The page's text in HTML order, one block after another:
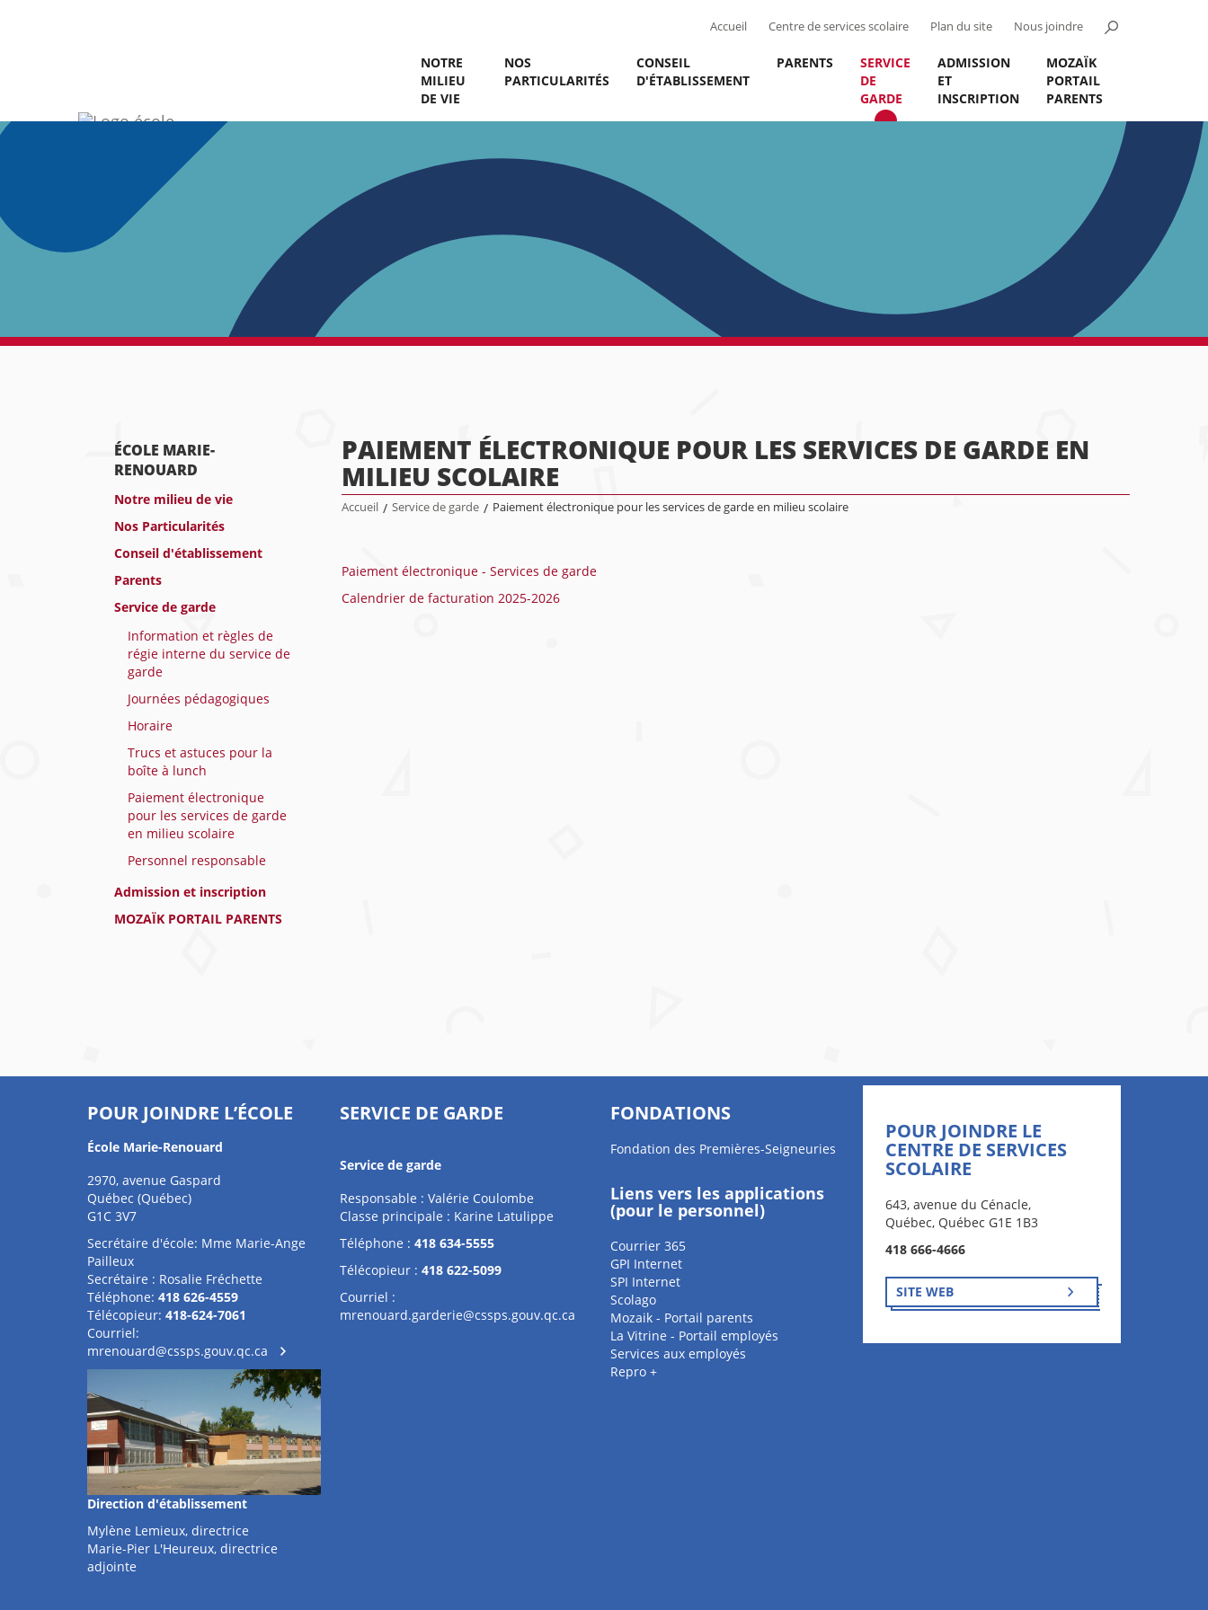
Accueil Centre de services scolaire Plan du site Nous joindre
NOTRE
MILIEU
DE VIE
NOS
PARTICULARITÉS
CONSEIL
D'ÉTABLISSEMENT
PARENTS
SERVICE
DE
GARDE
ADMISSION
ET
INSCRIPTION
MOZAÏK
PORTAIL
PARENTS
ÉCOLE MARIE-
RENOUARD
Notre milieu de vie
Nos Particularités
Conseil d'établissement
Parents
Service de garde
Information et règles de
régie interne du service de
garde
Journées pédagogiques
Horaire
Trucs et astuces pour la
boîte à lunch
Paiement électronique
pour les services de garde
en milieu scolaire
Personnel responsable
Admission et inscription
MOZAÏK PORTAIL PARENTS
PAIEMENT ÉLECTRONIQUE POUR LES SERVICES DE GARDE EN
MILIEU SCOLAIRE
Accueil / Service de garde / Paiement électronique pour les services de garde en milieu scolaire
Paiement électronique - Services de garde
Calendrier de facturation 2025-2026
POUR JOINDRE L’ÉCOLE
École Marie-Renouard
2970, avenue Gaspard
Québec (Québec)
G1C 3V7
Secrétaire d'école: Mme Marie-Ange
Pailleux
Secrétaire : Rosalie Fréchette
Téléphone: 418 626-4559
Télécopieur: 418-624-7061
Courriel:
mrenouard@cssps.gouv.qc.ca
Direction d'établissement
Mylène Lemieux, directrice
Marie-Pier L'Heureux, directrice
adjointe
SERVICE DE GARDE
Service de garde
Responsable : Valérie Coulombe
Classe principale : Karine Latulippe
Téléphone : 418 634-5555
Télécopieur : 418 622-5099
Courriel :
mrenouard.garderie@cssps.gouv.qc.ca
FONDATIONS
Fondation des Premières-Seigneuries
Liens vers les applications
(pour le personnel)
Courrier 365
GPI Internet
SPI Internet
Scolago
Mozaik - Portail parents
La Vitrine - Portail employés
Services aux employés
Repro +
POUR JOINDRE LE
CENTRE DE SERVICES
SCOLAIRE
643, avenue du Cénacle,
Québec, Québec G1E 1B3
418 666-4666
SITE WEB